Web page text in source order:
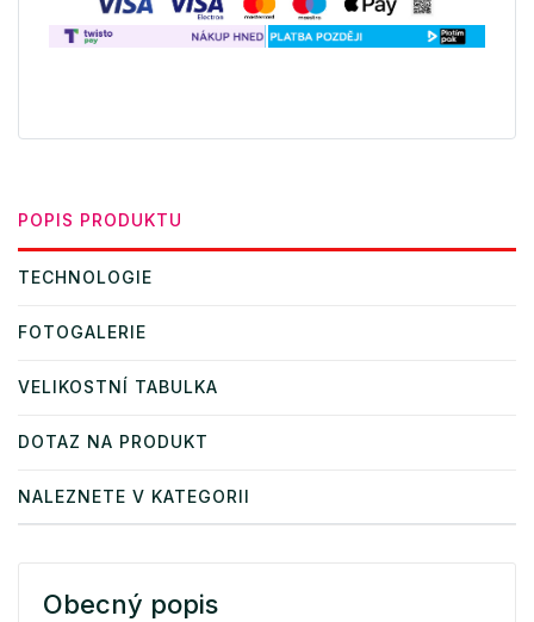
POPIS PRODUKTU
TECHNOLOGIE
FOTOGALERIE
VELIKOSTNÍ TABULKA
DOTAZ NA PRODUKT
NALEZNETE V KATEGORII
Obecný popis